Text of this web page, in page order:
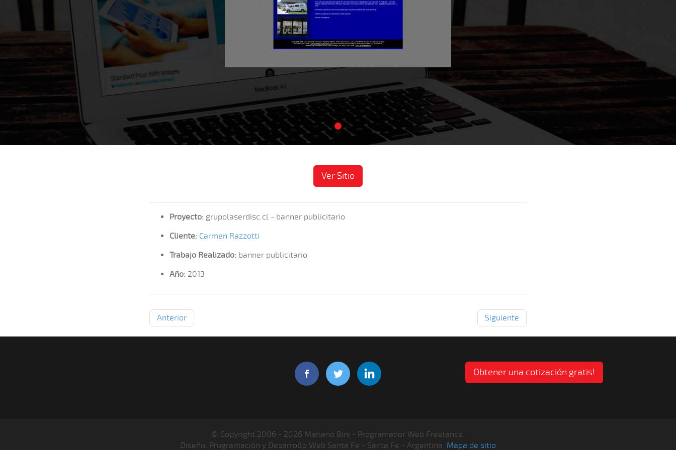
Ver Sitio
Proyecto: grupolaserdisc.cl - banner publicitario
Cliente: Carmen Razzotti
Trabajo Realizado: banner publicitario
Año: 2013
Anterior Siguiente
Obtener una cotización gratis!
© Copyright 2006 - 2026 Mariano Bini - Programador Web Freelance.
Diseño, Programación y Desarrollo Web Santa Fe - Santa Fe - Argentina. Mapa de sitio